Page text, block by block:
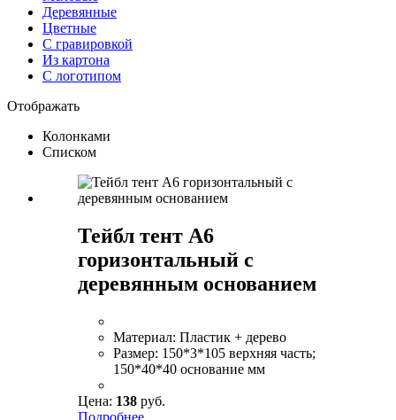
Деревянные
Цветные
С гравировкой
Из картона
С логотипом
Отображать
Колонками
Списком
Тейбл тент А6
горизонтальный с
деревянным основанием
Материал: Пластик + дерево
Размер: 150*3*105 верхняя часть;
150*40*40 основание мм
Цена: 138 руб.